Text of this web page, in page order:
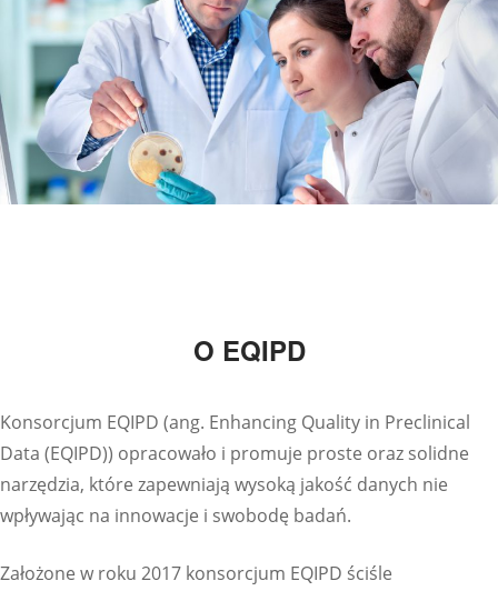
O EQIPD
Konsorcjum EQIPD (ang. Enhancing Quality in Preclinical
Data (EQIPD)) opracowało i promuje proste oraz solidne
narzędzia, które zapewniają wysoką jakość danych nie
wpływając na innowacje i swobodę badań.
Założone w roku 2017 konsorcjum EQIPD ściśle